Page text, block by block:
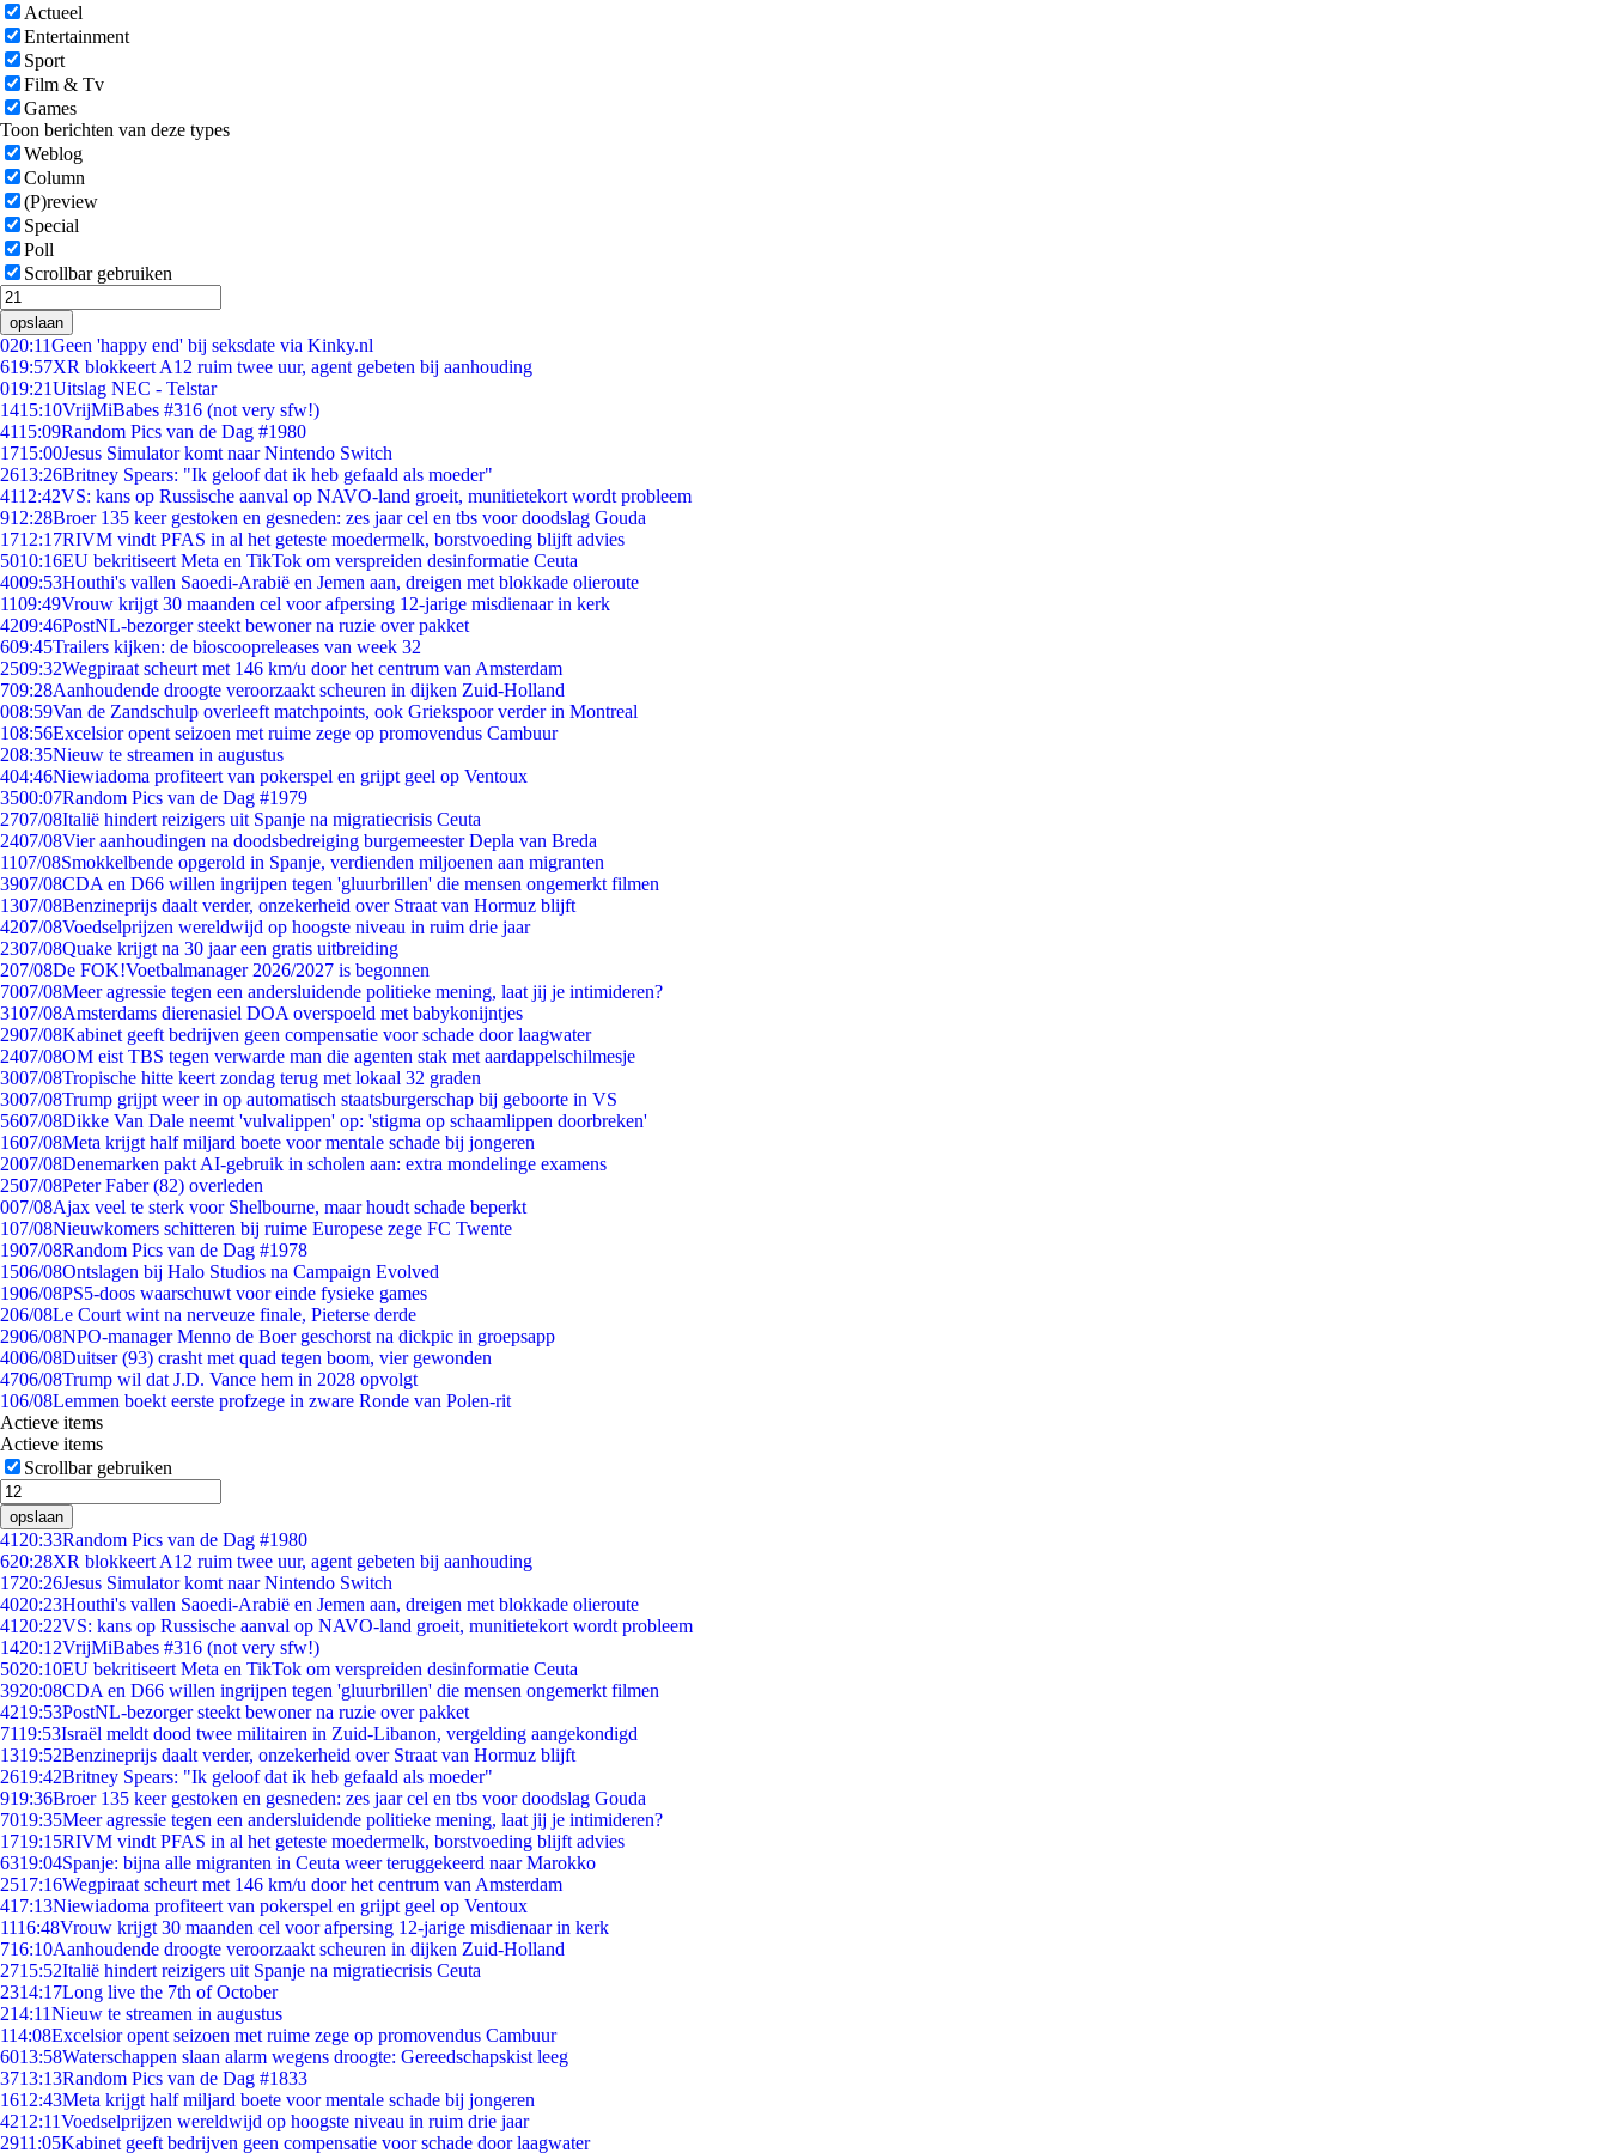
Actueel
Entertainment
Sport
Film & Tv
Games
Toon berichten van deze types
Weblog
Column
(P)review
Special
Poll
Scrollbar gebruiken
opslaan
020:11Geen 'happy end' bij seksdate via Kinky.nl
619:57XR blokkeert A12 ruim twee uur, agent gebeten bij aanhouding
019:21Uitslag NEC - Telstar
1415:10VrijMiBabes #316 (not very sfw!)
4115:09Random Pics van de Dag #1980
1715:00Jesus Simulator komt naar Nintendo Switch
2613:26Britney Spears: "Ik geloof dat ik heb gefaald als moeder"
4112:42VS: kans op Russische aanval op NAVO-land groeit, munitietekort wordt probleem
912:28Broer 135 keer gestoken en gesneden: zes jaar cel en tbs voor doodslag Gouda
1712:17RIVM vindt PFAS in al het geteste moedermelk, borstvoeding blijft advies
5010:16EU bekritiseert Meta en TikTok om verspreiden desinformatie Ceuta
4009:53Houthi's vallen Saoedi-Arabië en Jemen aan, dreigen met blokkade olieroute
1109:49Vrouw krijgt 30 maanden cel voor afpersing 12-jarige misdienaar in kerk
4209:46PostNL-bezorger steekt bewoner na ruzie over pakket
609:45Trailers kijken: de bioscoopreleases van week 32
2509:32Wegpiraat scheurt met 146 km/u door het centrum van Amsterdam
709:28Aanhoudende droogte veroorzaakt scheuren in dijken Zuid-Holland
008:59Van de Zandschulp overleeft matchpoints, ook Griekspoor verder in Montreal
108:56Excelsior opent seizoen met ruime zege op promovendus Cambuur
208:35Nieuw te streamen in augustus
404:46Niewiadoma profiteert van pokerspel en grijpt geel op Ventoux
3500:07Random Pics van de Dag #1979
2707/08Italië hindert reizigers uit Spanje na migratiecrisis Ceuta
2407/08Vier aanhoudingen na doodsbedreiging burgemeester Depla van Breda
1107/08Smokkelbende opgerold in Spanje, verdienden miljoenen aan migranten
3907/08CDA en D66 willen ingrijpen tegen 'gluurbrillen' die mensen ongemerkt filmen
1307/08Benzineprijs daalt verder, onzekerheid over Straat van Hormuz blijft
4207/08Voedselprijzen wereldwijd op hoogste niveau in ruim drie jaar
2307/08Quake krijgt na 30 jaar een gratis uitbreiding
207/08De FOK!Voetbalmanager 2026/2027 is begonnen
7007/08Meer agressie tegen een andersluidende politieke mening, laat jij je intimideren?
3107/08Amsterdams dierenasiel DOA overspoeld met babykonijntjes
2907/08Kabinet geeft bedrijven geen compensatie voor schade door laagwater
2407/08OM eist TBS tegen verwarde man die agenten stak met aardappelschilmesje
3007/08Tropische hitte keert zondag terug met lokaal 32 graden
3007/08Trump grijpt weer in op automatisch staatsburgerschap bij geboorte in VS
5607/08Dikke Van Dale neemt 'vulvalippen' op: 'stigma op schaamlippen doorbreken'
1607/08Meta krijgt half miljard boete voor mentale schade bij jongeren
2007/08Denemarken pakt AI-gebruik in scholen aan: extra mondelinge examens
2507/08Peter Faber (82) overleden
007/08Ajax veel te sterk voor Shelbourne, maar houdt schade beperkt
107/08Nieuwkomers schitteren bij ruime Europese zege FC Twente
1907/08Random Pics van de Dag #1978
1506/08Ontslagen bij Halo Studios na Campaign Evolved
1906/08PS5-doos waarschuwt voor einde fysieke games
206/08Le Court wint na nerveuze finale, Pieterse derde
2906/08NPO-manager Menno de Boer geschorst na dickpic in groepsapp
4006/08Duitser (93) crasht met quad tegen boom, vier gewonden
4706/08Trump wil dat J.D. Vance hem in 2028 opvolgt
106/08Lemmen boekt eerste profzege in zware Ronde van Polen-rit
Actieve items
Actieve items
Scrollbar gebruiken
opslaan
41 20:33Random Pics van de Dag #1980
620:28XR blokkeert A12 ruim twee uur, agent gebeten bij aanhouding
1720:26Jesus Simulator komt naar Nintendo Switch
4020:23Houthi's vallen Saoedi-Arabië en Jemen aan, dreigen met blokkade olieroute
41 20:22VS: kans op Russische aanval op NAVO-land groeit, munitietekort wordt probleem
1420:12VrijMiBabes #316 (not very sfw!)
5020:10EU bekritiseert Meta en TikTok om verspreiden desinformatie Ceuta
3920:08CDA en D66 willen ingrijpen tegen 'gluurbrillen' die mensen ongemerkt filmen
4219:53PostNL-bezorger steekt bewoner na ruzie over pakket
7119:53Israël meldt dood twee militairen in Zuid-Libanon, vergelding aangekondigd
1319:52Benzineprijs daalt verder, onzekerheid over Straat van Hormuz blijft
2619:42Britney Spears: "Ik geloof dat ik heb gefaald als moeder"
919:36Broer 135 keer gestoken en gesneden: zes jaar cel en tbs voor doodslag Gouda
7019:35Meer agressie tegen een andersluidende politieke mening, laat jij je intimideren?
1719:15RIVM vindt PFAS in al het geteste moedermelk, borstvoeding blijft advies
6319:04Spanje: bijna alle migranten in Ceuta weer teruggekeerd naar Marokko
2517:16Wegpiraat scheurt met 146 km/u door het centrum van Amsterdam
417:13Niewiadoma profiteert van pokerspel en grijpt geel op Ventoux
1116:48Vrouw krijgt 30 maanden cel voor afpersing 12-jarige misdienaar in kerk
716:10Aanhoudende droogte veroorzaakt scheuren in dijken Zuid-Holland
2715:52Italië hindert reizigers uit Spanje na migratiecrisis Ceuta
2314:17Long live the 7th of October
214:11Nieuw te streamen in augustus
114:08Excelsior opent seizoen met ruime zege op promovendus Cambuur
6013:58Waterschappen slaan alarm wegens droogte: Gereedschapskist leeg
3713:13Random Pics van de Dag #1833
1612:43Meta krijgt half miljard boete voor mentale schade bij jongeren
4212:11Voedselprijzen wereldwijd op hoogste niveau in ruim drie jaar
2911:05Kabinet geeft bedrijven geen compensatie voor schade door laagwater